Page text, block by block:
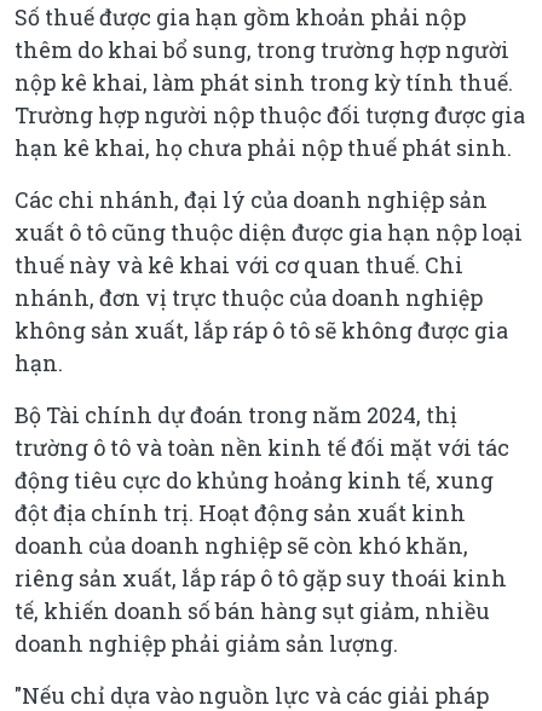
Số thuế được gia hạn gồm khoản phải nộp
thêm do khai bổ sung, trong trường hợp người
nộp kê khai, làm phát sinh trong kỳ tính thuế.
Trường hợp người nộp thuộc đối tượng được gia
hạn kê khai, họ chưa phải nộp thuế phát sinh.
Các chi nhánh, đại lý của doanh nghiệp sản
xuất ô tô cũng thuộc diện được gia hạn nộp loại
thuế này và kê khai với cơ quan thuế. Chi
nhánh, đơn vị trực thuộc của doanh nghiệp
không sản xuất, lắp ráp ô tô sẽ không được gia
hạn.
Bộ Tài chính dự đoán trong năm 2024, thị
trường ô tô và toàn nền kinh tế đối mặt với tác
động tiêu cực do khủng hoảng kinh tế, xung
đột địa chính trị. Hoạt động sản xuất kinh
doanh của doanh nghiệp sẽ còn khó khăn,
riêng sản xuất, lắp ráp ô tô gặp suy thoái kinh
tế, khiến doanh số bán hàng sụt giảm, nhiều
doanh nghiệp phải giảm sản lượng.
"Nếu chỉ dựa vào nguồn lực và các giải pháp